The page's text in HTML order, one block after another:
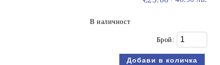
В наличност
Брой: